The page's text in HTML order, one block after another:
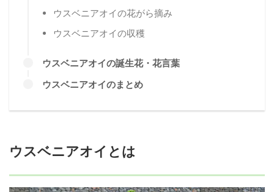
ウスベニアオイの花がら摘み
ウスベニアオイの収穫
ウスベニアオイの誕生花・花言葉
ウスベニアオイのまとめ
ウスベニアオイとは